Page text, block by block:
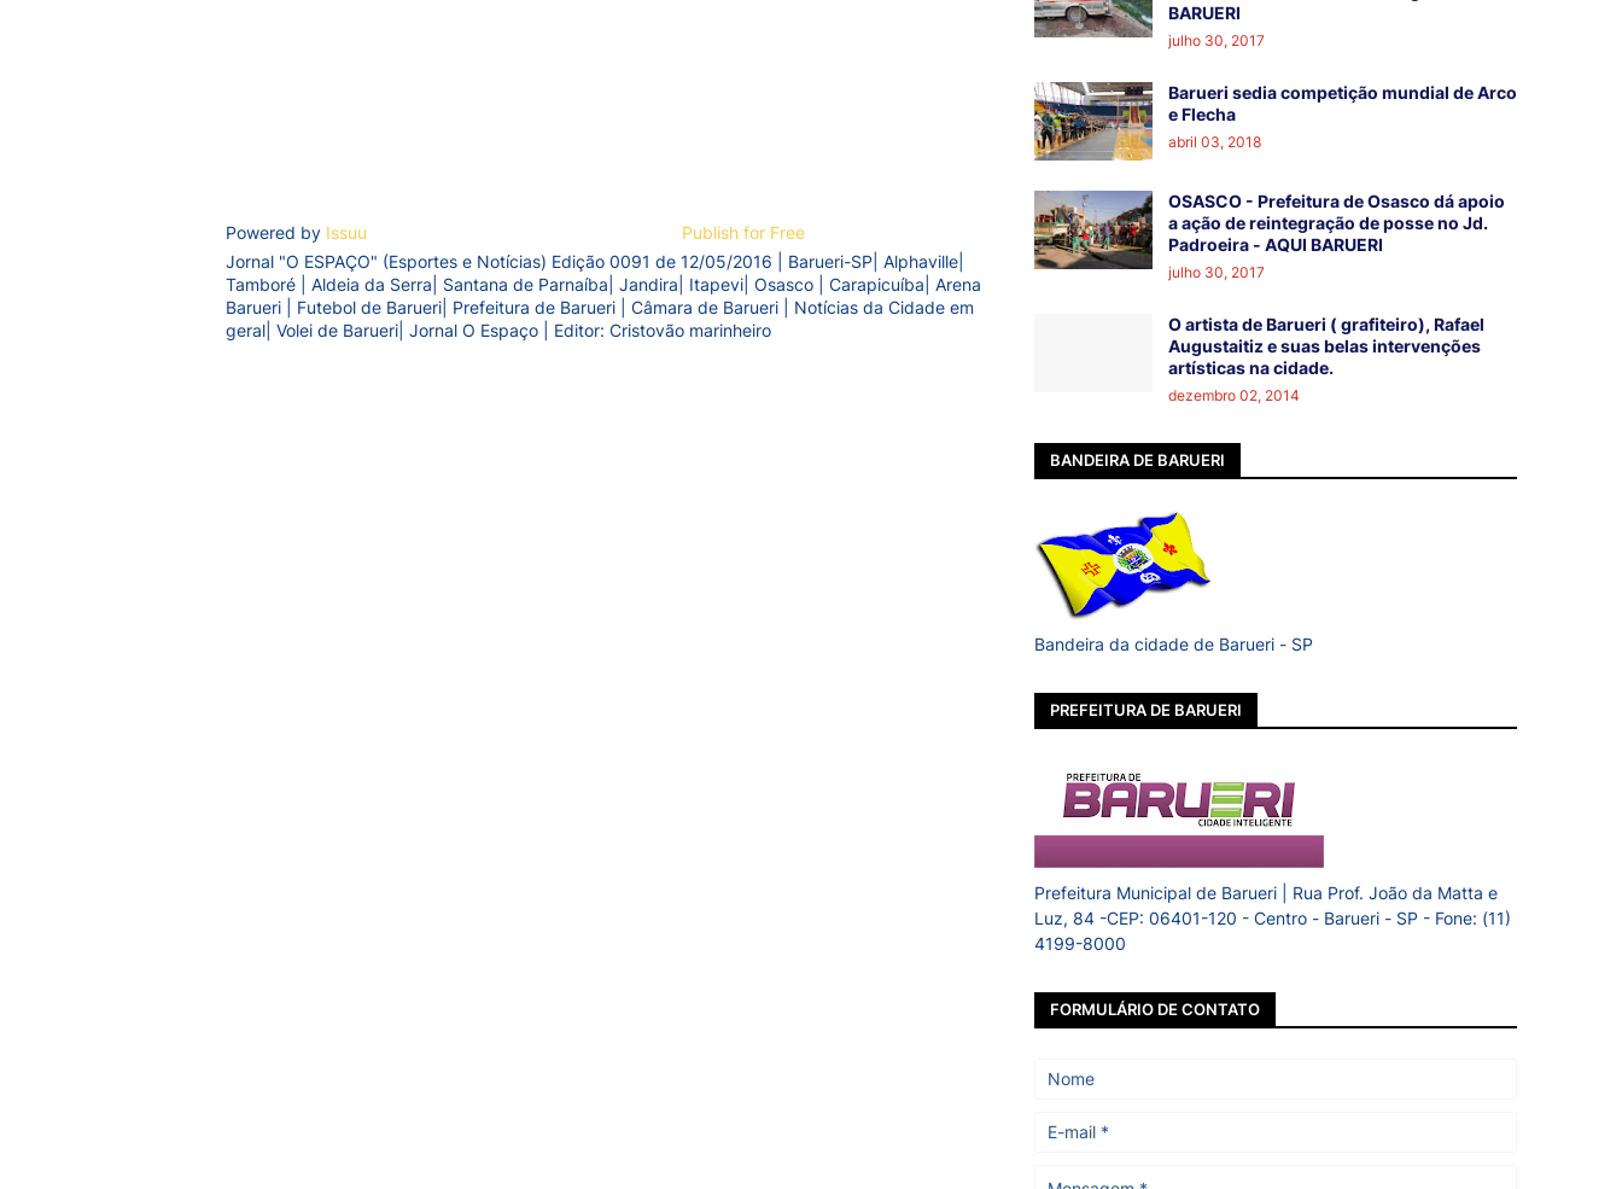
Powered by Issuu
Publish for Free
Jornal "O ESPAÇO" (Esportes e Notícias) Edição 0091 de 12/05/2016 | Barueri-SP| Alphaville|
Tamboré | Aldeia da Serra| Santana de Parnaíba| Jandira| Itapevi| Osasco | Carapicuíba| Arena
Barueri | Futebol de Barueri| Prefeitura de Barueri | Câmara de Barueri | Notícias da Cidade em
geral| Volei de Barueri| Jornal O Espaço | Editor: Cristovão marinheiro
BARUERI
julho 30, 2017
Barueri sedia competição mundial de Arco
e Flecha
abril 03, 2018
OSASCO - Prefeitura de Osasco dá apoio
a ação de reintegração de posse no Jd.
Padroeira - AQUI BARUERI
julho 30, 2017
O artista de Barueri ( grafiteiro), Rafael
Augustaitiz e suas belas intervenções
artísticas na cidade.
dezembro 02, 2014
BANDEIRA DE BARUERI
Bandeira da cidade de Barueri - SP
PREFEITURA DE BARUERI
Prefeitura Municipal de Barueri | Rua Prof. João da Matta e
Luz, 84 -CEP: 06401-120 - Centro - Barueri - SP - Fone: (11)
4199-8000
FORMULÁRIO DE CONTATO